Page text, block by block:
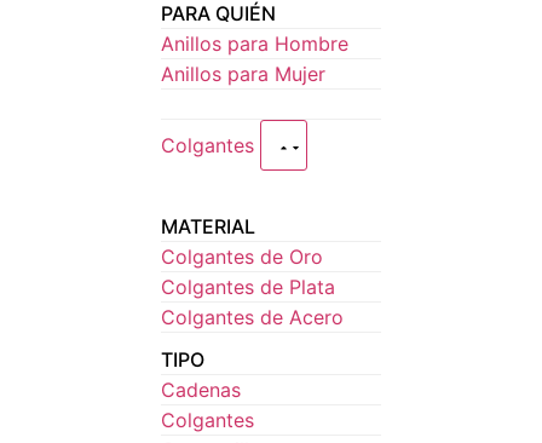
PARA QUIÉN
Anillos para Hombre
Anillos para Mujer
Colgantes
MATERIAL
Colgantes de Oro
Colgantes de Plata
Colgantes de Acero
TIPO
Cadenas
Colgantes